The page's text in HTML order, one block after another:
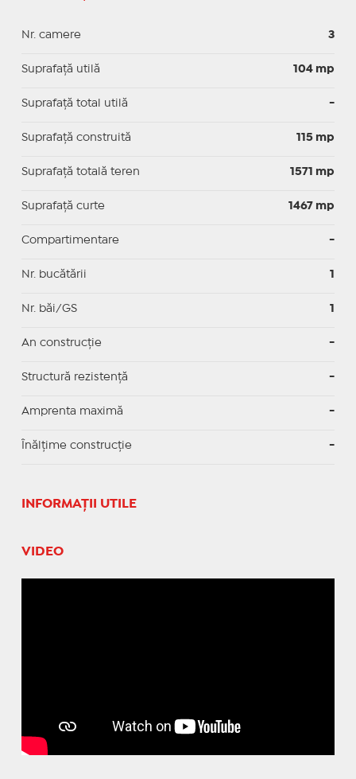
Nr. camere 3
Suprafaţă utilă 104 mp
Suprafaţă total utilă -
Suprafaţă construită 115 mp
Suprafață totală teren 1571 mp
Suprafaţă curte 1467 mp
Compartimentare -
Nr. bucătării 1
Nr. băi/GS 1
An construcție -
Structură rezistență -
Amprenta maximă -
Înălțime construcție -
INFORMAŢII UTILE
VIDEO